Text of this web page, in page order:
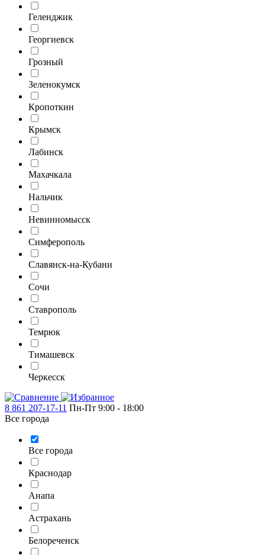
Геленджик
Георгиевск
Грозный
Зеленокумск
Кропоткин
Крымск
Лабинск
Махачкала
Нальчик
Невинномысск
Симферополь
Славянск-на-Кубани
Сочи
Ставрополь
Темрюк
Тимашевск
Черкесск
8 861 207-17-11 Пн-Пт 9:00 - 18:00
Все города
Все города
Краснодар
Анапа
Астрахань
Белореченск